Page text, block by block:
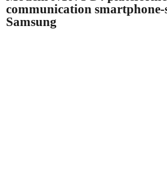
communication smartphone-
Samsung